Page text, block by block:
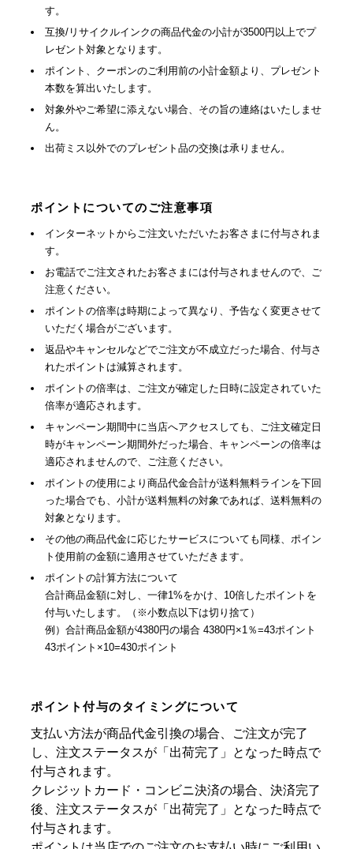
す。
互換/リサイクルインクの商品代金の小計が3500円以上でプ
レゼント対象となります。
ポイント、クーポンのご利用前の小計金額より、プレゼント
本数を算出いたします。
対象外やご希望に添えない場合、その旨の連絡はいたしませ
ん。
出荷ミス以外でのプレゼント品の交換は承りません。
ポイントについてのご注意事項
インターネットからご注文いただいたお客さまに付与されま
す。
お電話でご注文されたお客さまには付与されませんので、ご
注意ください。
ポイントの倍率は時期によって異なり、予告なく変更させて
いただく場合がございます。
返品やキャンセルなどでご注文が不成立だった場合、付与さ
れたポイントは減算されます。
ポイントの倍率は、ご注文が確定した日時に設定されていた
倍率が適応されます。
キャンペーン期間中に当店へアクセスしても、ご注文確定日
時がキャンペーン期間外だった場合、キャンペーンの倍率は
適応されませんので、ご注意ください。
ポイントの使用により商品代金合計が送料無料ラインを下回
った場合でも、小計が送料無料の対象であれば、送料無料の
対象となります。
その他の商品代金に応じたサービスについても同様、ポイン
ト使用前の金額に適用させていただきます。
ポイントの計算方法について
合計商品金額に対し、一律1%をかけ、10倍したポイントを
付与いたします。（※小数点以下は切り捨て）
例）合計商品金額が4380円の場合 4380円×1％=43ポイント
43ポイント×10=430ポイント
ポイント付与のタイミングについて
支払い方法が商品代金引換の場合、ご注文が完了
し、注文ステータスが「出荷完了」となった時点で
付与されます。
クレジットカード・コンビニ決済の場合、決済完了
後、注文ステータスが「出荷完了」となった時点で
付与されます。